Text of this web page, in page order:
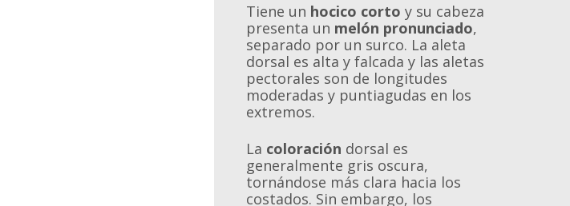
Tiene un hocico corto y su cabeza
presenta un melón pronunciado,
separado por un surco. La aleta
dorsal es alta y falcada y las aletas
pectorales son de longitudes
moderadas y puntiagudas en los
extremos.
La coloración dorsal es
generalmente gris oscura,
tornándose más clara hacia los
costados. Sin embargo, los